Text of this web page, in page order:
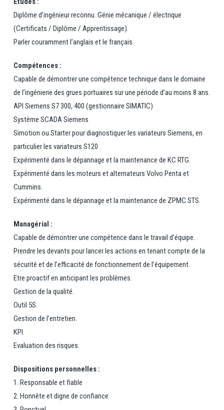
Diplôme d’ingénieur reconnu. Génie mécanique / électrique
(Certificats / Diplôme / Apprentissage).
Parler couramment l’anglais et le français.
Compétences :
Capable de démontrer une compétence technique dans le domaine
de l’ingénierie des grues portuaires sur une période d’au moins 8 ans.
API Siemens S7 300, 400 (gestionnaire SIMATIC)
Système SCADA Siemens
Simotion ou Starter pour diagnostiquer les variateurs Siemens, en
particulier les variateurs S120
Expérimenté dans le dépannage et la maintenance de KC RTG.
Expérimenté dans les moteurs et alternateurs Volvo Penta et
Cummins.
Expérimenté dans le dépannage et la maintenance de ZPMC STS.
Managérial :
Capable de démontrer une compétence dans le travail d’équipe.
Prendre les devants pour lancer les actions en tenant compte de la
sécurité et de l’efficacité de fonctionnement de l’équipement.
Etre proactif en anticipant les problèmes.
Gestion de la qualité.
Outil 5S.
Gestion de l’entretien.
KPI.
Evaluation des risques.
Dispositions personnelles :
1. Responsable et fiable
2. Honnête et digne de confiance